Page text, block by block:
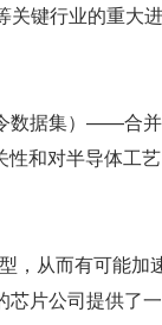
关键行业的重大进
数据集）——合并
性和对半导体工艺
，从而有可能加
芯片公司提供了一